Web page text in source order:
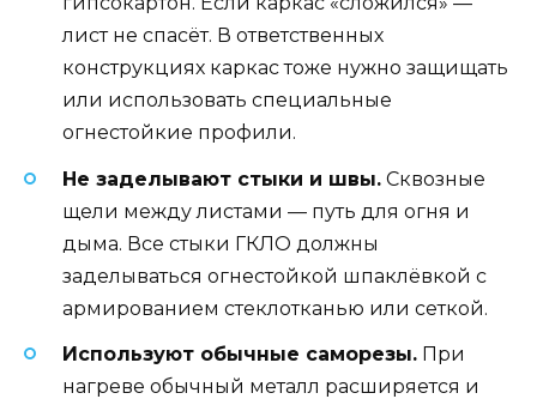
лист не спасёт. В ответственных
конструкциях каркас тоже нужно защищать
или использовать специальные
огнестойкие профили.
Не заделывают стыки и швы. Сквозные
щели между листами — путь для огня и
дыма. Все стыки ГКЛО должны
заделываться огнестойкой шпаклёвкой с
армированием стеклотканью или сеткой.
Используют обычные саморезы. При
нагреве обычный металл расширяется и